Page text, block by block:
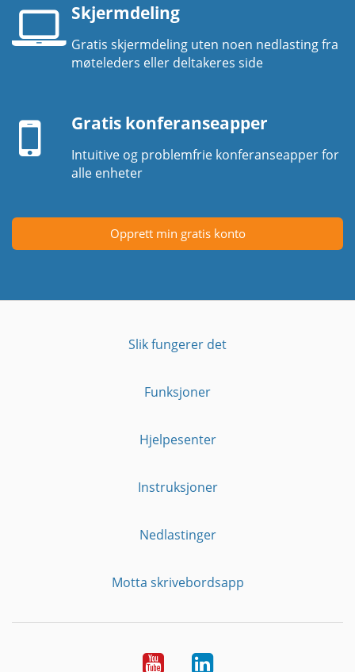
Laptop-
Skjermdeling
Gratis skjermdeling uten noen nedlasting fra
møteleders eller deltakeres side
enhetGratis konferanseapper
Intuitive og problemfrie konferanseapper for
alle enheter
Opprett min gratis konto
Slik fungerer det
Funksjoner
Hjelpesenter
Instruksjoner
Nedlastinger
Motta skrivebordsapp
YouTubeLinkedin